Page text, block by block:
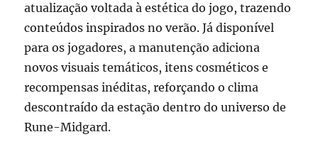
atualização voltada à estética do jogo, trazendo
conteúdos inspirados no verão. Já disponível
para os jogadores, a manutenção adiciona
novos visuais temáticos, itens cosméticos e
recompensas inéditas, reforçando o clima
descontraído da estação dentro do universo de
Rune-Midgard.